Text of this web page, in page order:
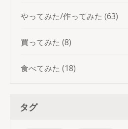
やってみた/作ってみた (63)
買ってみた (8)
食べてみた (18)
タグ